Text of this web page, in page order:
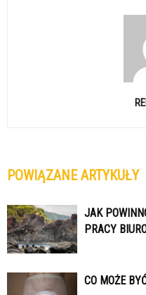
POWIĄZANE ARTYKUŁY
JAK
PRACY
CO MOŻE